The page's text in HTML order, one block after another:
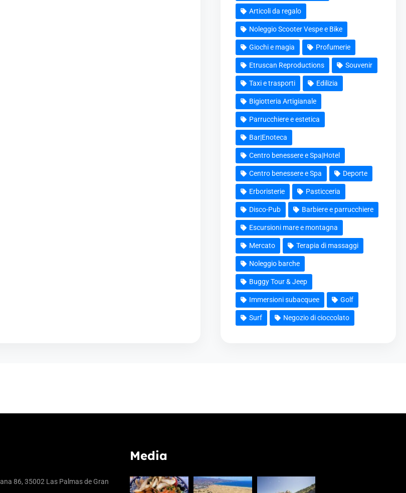
Articoli da regalo
Noleggio Scooter Vespe e Bike
Giochi e magia Profumerie
Etruscan Reproductions Souvenir
Taxi e trasporti Edilizia
Bigiotteria Artigianale
Parrucchiere e estetica
Bar|Enoteca
Centro benessere e Spa|Hotel
Centro benessere e Spa Deporte
Erboristerie Pasticceria
Disco-Pub Barbiere e parrucchiere
Escursioni mare e montagna
Mercato Terapia di massaggi
Noleggio barche
Buggy Tour & Jeep
Immersioni subacquee Golf
Surf Negozio di cioccolato
86, 35002 Las Palmas de Gran
Media